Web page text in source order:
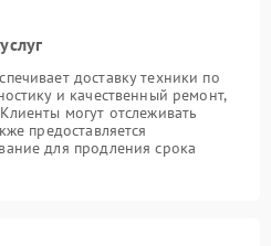
доставку техники по
и качественный ремонт,
могут отслеживать
предоставляется
для продления срока